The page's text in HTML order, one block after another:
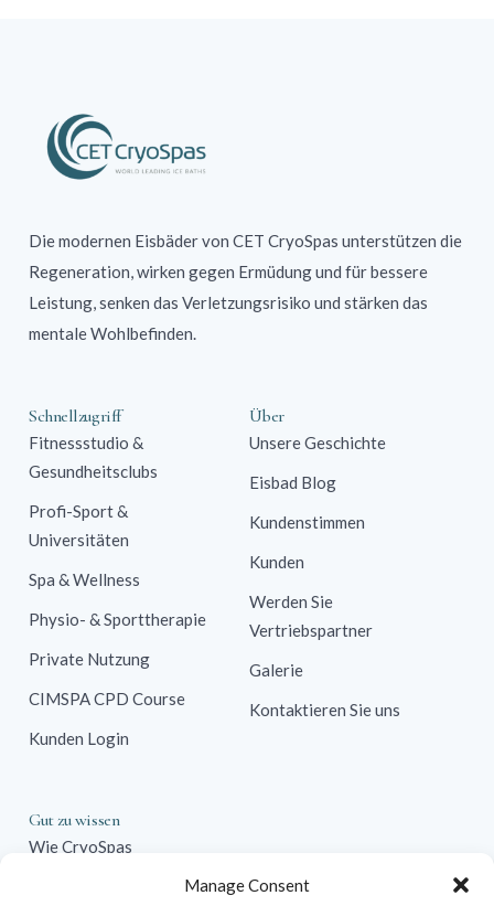
Manage Consent
Die modernen Eisbäder von CET CryoSpas unterstützen die
Regeneration, wirken gegen Ermüdung und für bessere
Leistung, senken das Verletzungsrisiko und stärken das
mentale Wohlbefinden.
Schnellzugriff
Fitnessstudio &
Gesundheitsclubs
Profi-Sport &
Universitäten
Spa & Wellness
Physio- & Sporttherapie
Private Nutzung
CIMSPA CPD Course
Kunden Login
Über
Unsere Geschichte
Eisbad Blog
Kundenstimmen
Kunden
Werden Sie
Vertriebspartner
Galerie
Kontaktieren Sie uns
Gut zu wissen
Wie CryoSpas